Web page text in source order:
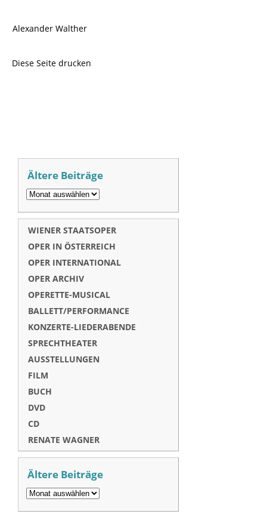
Alexander Walther
Diese Seite drucken
Ältere Beiträge
WIENER STAATSOPER
OPER IN ÖSTERREICH
OPER INTERNATIONAL
OPER ARCHIV
OPERETTE-MUSICAL
BALLETT/PERFORMANCE
KONZERTE-LIEDERABENDE
SPRECHTHEATER
AUSSTELLUNGEN
FILM
BUCH
DVD
CD
RENATE WAGNER
Ältere Beiträge